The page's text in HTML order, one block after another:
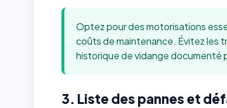
Optez pour des motorisations
coûts de maintenance. Évitez les
historique de vidange documenté
3. Liste des pannes et